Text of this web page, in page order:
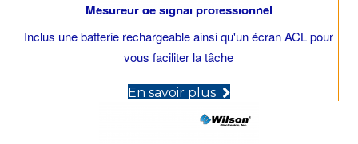
Mesureur de signal professionnel
Inclus une batterie rechargeable ainsi qu'un écran ACL pour
vous faciliter la tâche
En savoir plus (opens in new tab)